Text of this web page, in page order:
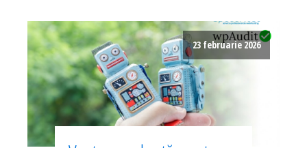
23 februarie 2026